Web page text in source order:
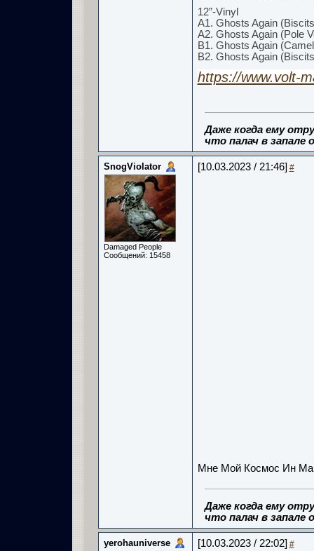
12”-Vinyl
A1. Ghosts Again
A2. Ghosts Again (Pole
B1. Ghosts Again
B2. Ghosts Again
https://www.volt-
Даже когда ему
что палач в запале
SnogViolator
Damaged People
Сообщений: 15458
[10.03.2023 / 21:46] #
Мне Мой Космос Ин
Даже когда ему
что палач в запале
yerohauniverse [10.03.2023 / 22:02] #